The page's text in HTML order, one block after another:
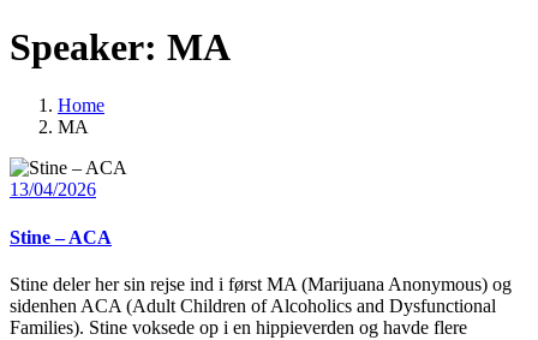
Speaker: MA
Home
MA
13/04/2026
Stine – ACA
Stine deler her sin rejse ind i først MA (Marijuana Anonymous) og
sidenhen ACA (Adult Children of Alcoholics and Dysfunctional
Families). Stine voksede op i en hippieverden og havde flere